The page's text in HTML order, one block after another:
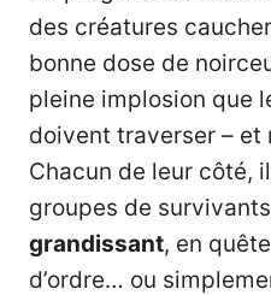
des créatures
bonne dose de
pleine implosion que
doivent traverser – et
Chacun de leur côté,
groupes de
grandissant, en
d’ordre… ou